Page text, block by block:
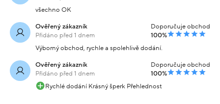
všechno OK
Ověřený zákazník
Přidáno před 1 dnem
Doporučuje obchod
100%
Výborný obchod, rychle a spolehlivě dodání.
Ověřený zákazník
Přidáno před 1 dnem
Doporučuje obchod
100%
Rychlé dodání Krásný šperk Přehlednost